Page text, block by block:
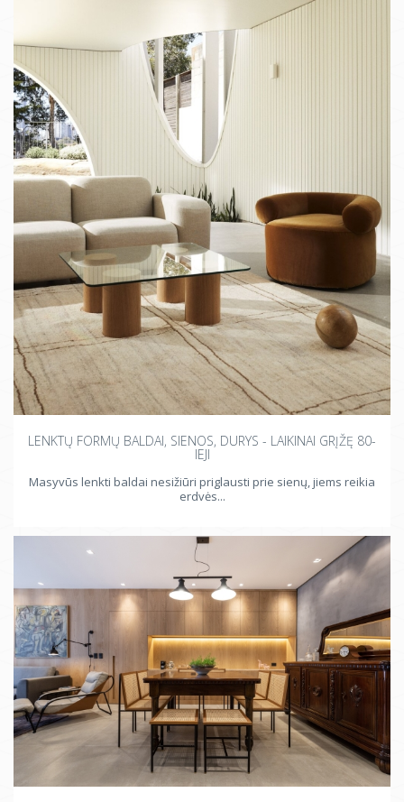
LENKTŲ FORMŲ BALDAI, SIENOS, DURYS - LAIKINAI GRĮŽĘ 80-
IEJI
Masyvūs lenkti baldai nesižiūri priglausti prie sienų, jiems reikia
erdvės...